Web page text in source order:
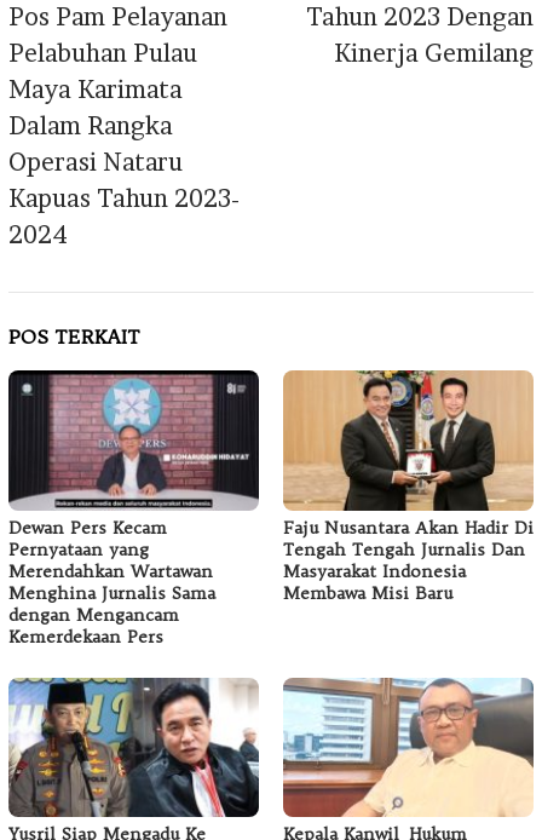
Pos Pam Pelayanan
Pelabuhan Pulau
Maya Karimata
Dalam Rangka
Operasi Nataru
Kapuas Tahun 2023-
2024
Tahun 2023 Dengan
Kinerja Gemilang
POS TERKAIT
Dewan Pers Kecam
Pernyataan yang
Merendahkan Wartawan
Menghina Jurnalis Sama
dengan Mengancam
Kemerdekaan Pers
Faju Nusantara Akan Hadir Di
Tengah Tengah Jurnalis Dan
Masyarakat Indonesia
Membawa Misi Baru
Yusril Siap Mengadu Ke Kepala Kanwil Hukum